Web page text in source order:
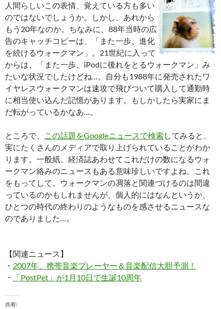
人間らしいこの表情、覚えている方も多い
のではないでしょうか。しかし、あれから
もう20年なのか。ちなみに、88年当時の広
告のキャッチコピーは、「また一歩、進化
を続けるウォークマン」。21世紀に入って
からは、「また一歩、iPodに後れをとるウォークマン」み
たいな状況でしたけどね…。自分も1988年に発売されたワ
イヤレスウォークマンは速攻で飛びついて購入して通勤時
に相当使い込んだ記憶があります。もしかしたら実家にま
だ転がっているかなあ…。
ところで、 この話題をGoogleニュースで検索 してみると、
実にたくさんのメディアで取り上げられていることがわか
ります。一般紙、経済誌あわせてこれだけの数になるウォ
ークマン絡みのニュースもある意味珍しいですよね。これ
をもってして、ウォークマンの凋落と関連づけるのは間違
っているのかもしれませんが、個人的にはなんというか、
ひとつの時代の終わりのようなものを感させるニュースな
のでありました…。
【関連ニュース】
・ 2007年、携帯音楽プレーヤー＆音楽配信大胆予測！
・
「PostPet」が1月10日で生誕10周年
共有: